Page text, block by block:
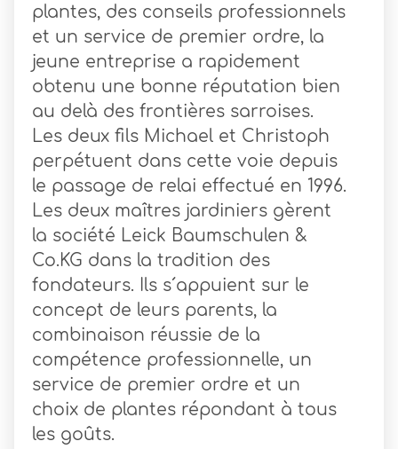
plantes, des conseils professionnels
et un service de premier ordre, la
jeune entreprise a rapidement
obtenu une bonne réputation bien
au delà des frontières sarroises.
Les deux fils Michael et Christoph
perpétuent dans cette voie depuis
le passage de relai effectué en 1996.
Les deux maîtres jardiniers gèrent
la société Leick Baumschulen &
Co.KG dans la tradition des
fondateurs. Ils s´appuient sur le
concept de leurs parents, la
combinaison réussie de la
compétence professionnelle, un
service de premier ordre et un
choix de plantes répondant à tous
les goûts.